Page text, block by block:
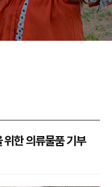
한 의류물품 기부